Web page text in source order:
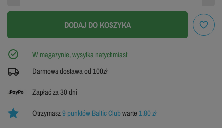
DODAJ DO KOSZYKA
W magazynie, wysyłka natychmiast
Darmowa dostawa od 100zł
Zapłać za 30 dni
Otrzymasz9 punktów Baltic Clubwarte1,80 zł